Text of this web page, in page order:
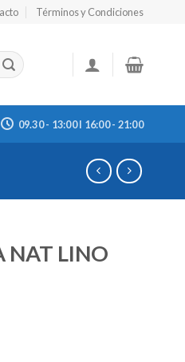
Términos y Condiciones
09.30 - 13:00 I 16:00 - 21:00
NAT LINO